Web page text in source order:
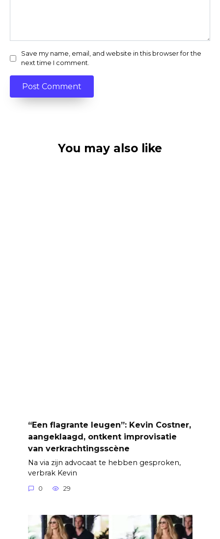
Save my name, email, and website in this browser for the
next time I comment.
You may also like
“Een flagrante leugen”: Kevin Costner,
aangeklaagd, ontkent improvisatie
van verkrachtingsscène
Na via zijn advocaat te hebben gesproken,
verbrak Kevin
0 29